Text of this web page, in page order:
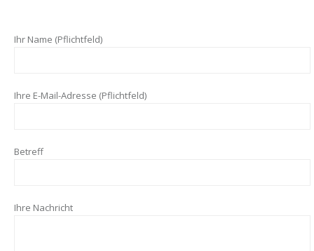
Ihr Name (Pflichtfeld)
Ihre E-Mail-Adresse (Pflichtfeld)
Betreff
Ihre Nachricht